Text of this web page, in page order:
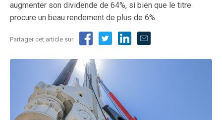
augmenter son dividende de 64%, si bien que le titre
procure un beau rendement de plus de 6%.
Partager cet article sur